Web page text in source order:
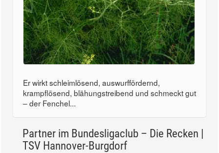
Er wirkt schleimlösend, auswurffördernd,
krampflösend, blähungstreibend und schmeckt gut
– der Fenchel...
Partner im Bundesligaclub – Die Recken |
TSV Hannover-Burgdorf